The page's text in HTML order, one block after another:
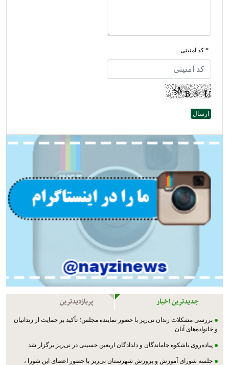
* کد امنیتی
جدیدترین اخبار پربازدیدترین
بررسی مشکلات زندان نی‌ریز با حضور نماینده مجلس؛ تأکید بر حمایت از زندانیان
و خانواده‌های آنان
پیاده‌روی باشکوه جاماندگان و دلدادگان اربعین حسینی در نی‌ریز برگزار شد
جلسه شورای آموزش و پرورش شهرستان نی‌ریز با حضور اعضای این شورا ،